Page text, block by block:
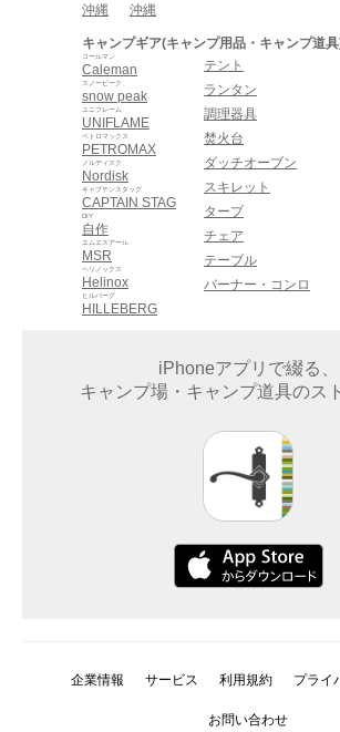
沖縄
沖縄
キャンプギア(キャンプ用品・キャンプ道
Caleman
コールマン
snow peak
スノーピーク
UNIFLAME
ユニフレーム
PETROMAX
ペトロマックス
Nordisk
ノルディスク
CAPTAIN STAG
キャプテンスタッグ
自作
DIY
MSR
エムエスアール
Helinox
ヘリノックス
HILLEBERG
ヒルバーグ
テント
ランタン
調理器具
焚火台
ダッチオーブン
スキレット
タープ
チェア
テーブル
バーナー・コンロ
iPhoneアプリで綴る、
キャンプ場・キャンプ道具のス
企業情報 サービス 利用規約 プライ
お問い合わせ